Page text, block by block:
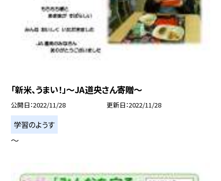
「新米、うまい！」〜JA道央さん寄贈〜
公開日 2022/11/28 更新日 2022/11/28
学習のようす
〜